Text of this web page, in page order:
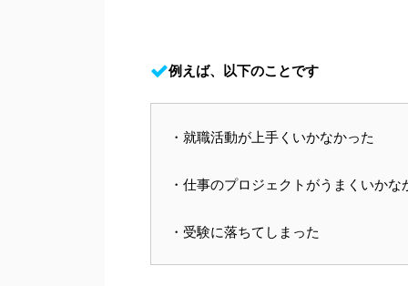
例えば、以下のことです
・就職活動が上手くいかなかった
・仕事のプロジェクトがうまくいかな
・受験に落ちてしまった